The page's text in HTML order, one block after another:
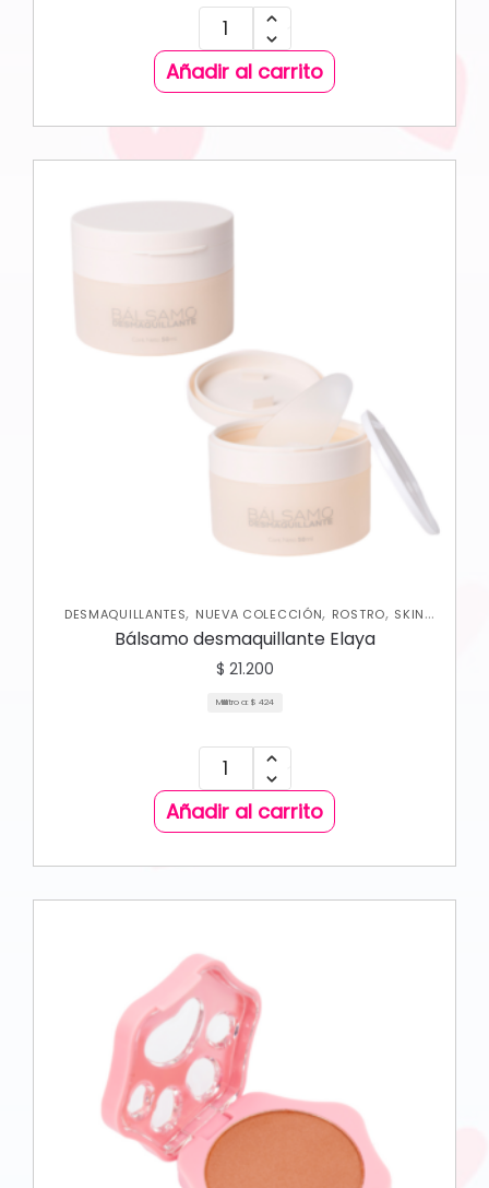
Añadir al carrito
DESMAQUILLANTES, NUEVA COLECCIÓN, ROSTRO, SKIN
CARE FACIAL
Bálsamo desmaquillante Elaya
$ 21.200
Mililitro a: $ 424
Añadir al carrito